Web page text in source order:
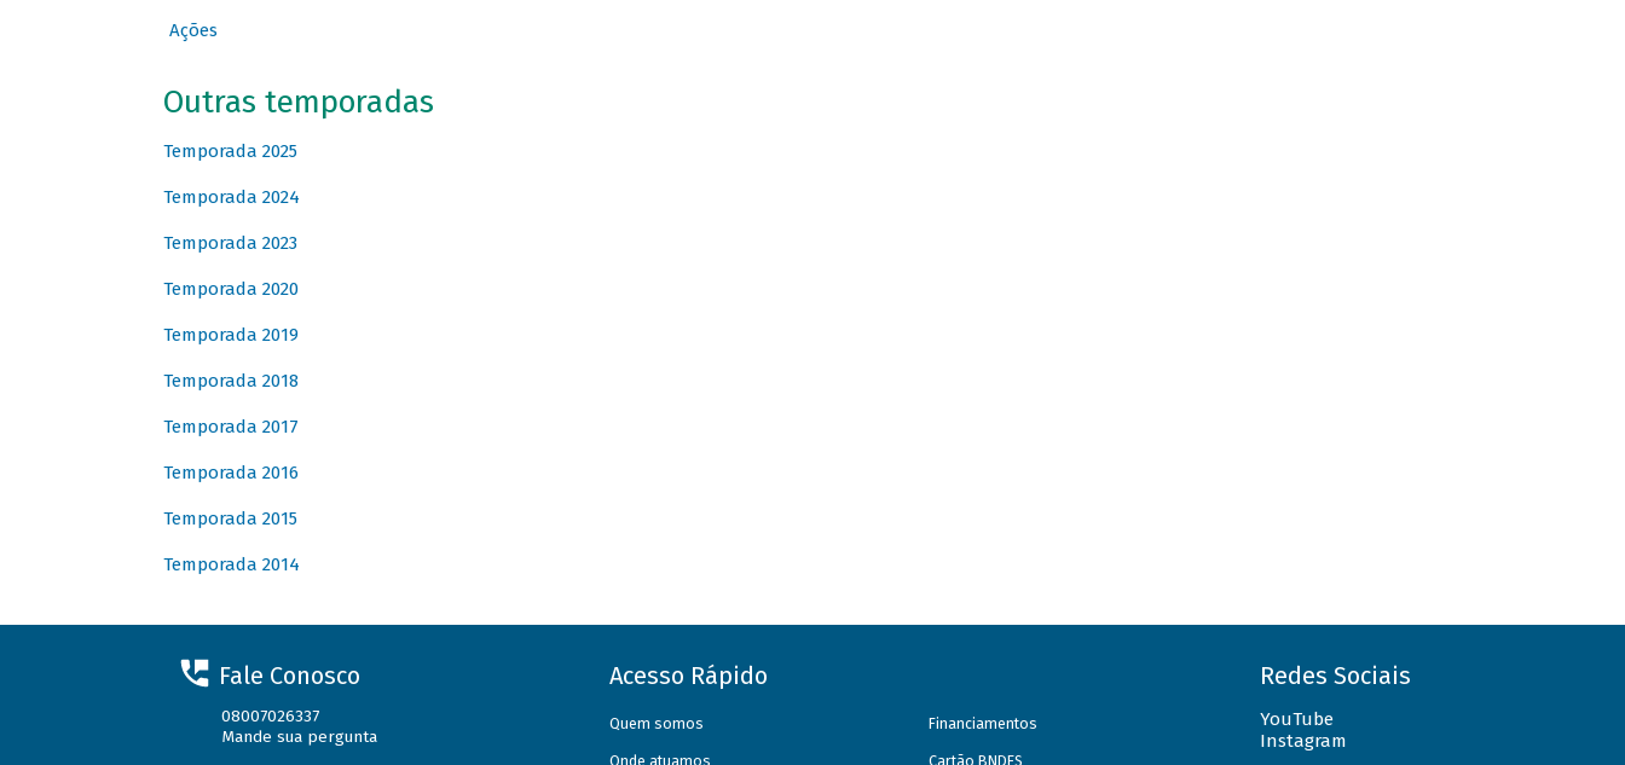
Ações
Outras temporadas
Temporada 2025
Temporada 2024
Temporada 2023
Temporada 2020
Temporada 2019
Temporada 2018
Temporada 2017
Temporada 2016
Temporada 2015
Temporada 2014
Fale Conosco
08007026337
Mande sua pergunta
Acesso Rápido
Quem somos
Onde atuamos
Financiamentos
Cartão BNDES
Redes Sociais
YouTube
Instagram